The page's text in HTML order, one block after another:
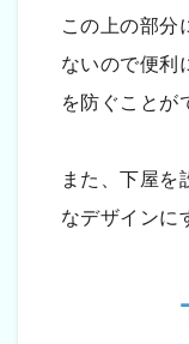
この上の部分
ないので便利
を防ぐことが
また、下屋を
なデザインに